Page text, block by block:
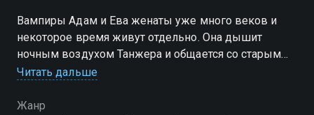
Вампиры Адам и Ева женаты уже много веков и
некоторое время живут отдельно. Она дышит
ночным воздухом Танжера и общается со старым
другом, а он пишет космическую музыку в
Читать дальше
Жанр